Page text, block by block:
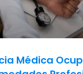
Médica